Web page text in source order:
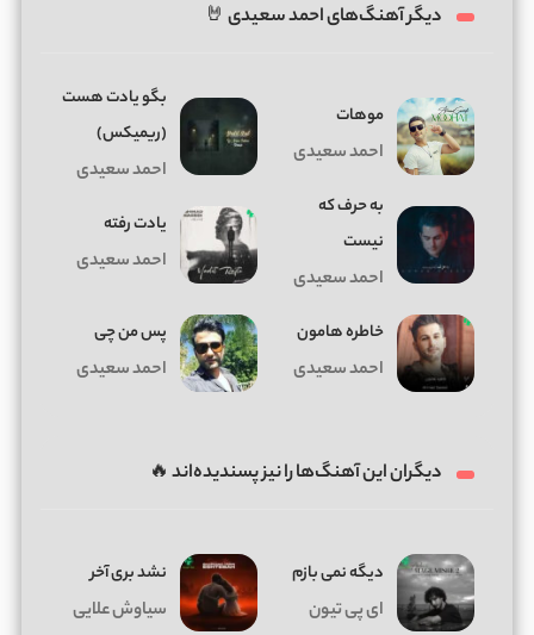
دیگر آهنگ‌های احمد سعیدی 🤘
موهات
احمد سعیدی
ﺑﮕﻮ ﻳﺎدت ﻫﺴﺖ
(ریمیکس)
احمد سعیدی
به حرف که
نیست
احمد سعیدی
یادت رفته
احمد سعیدی
خاطره هامون
احمد سعیدی
پس من چی
احمد سعیدی
دیگران این آهنگ‌ها را نیز پسندیده‌اند 🔥
دیگه نمی بازم
ای پی تیون
نشد بری آخر
سیاوش علایی